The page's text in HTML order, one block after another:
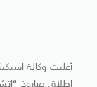
أعلنت وكالة